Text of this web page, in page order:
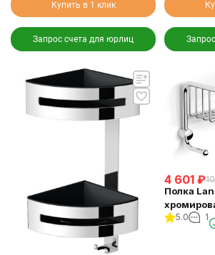
Купить в 1 клик
Запрос счета для юрлиц
4 601 ₽
Полка
двумя
5.0 1